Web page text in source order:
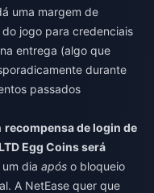
uma margem de
jogo para credenciais
entrega (algo que
durante
passados
recompensa de login de
Egg Coins será
dia após o bloqueio
A NetEase quer que